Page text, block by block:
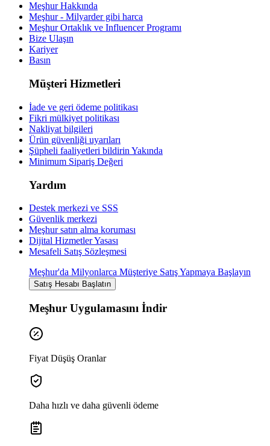
Meşhur Hakkında
Meşhur - Milyarder gibi harca
Meşhur Ortaklık ve Influencer Programı
Bize Ulaşın
Kariyer
Basın
Müşteri Hizmetleri
İade ve geri ödeme politikası
Fikri mülkiyet politikası
Nakliyat bilgileri
Ürün güvenliği uyarıları
Şüpheli faaliyetleri bildirin Yakında
Minimum Sipariş Değeri
Yardım
Destek merkezi ve SSS
Güvenlik merkezi
Meşhur satın alma koruması
Dijital Hizmetler Yasası
Mesafeli Satış Sözleşmesi
Meşhur'da Milyonlarca Müşteriye Satış Yapmaya Başlayın
Satış Hesabı Başlatın
Meşhur Uygulamasını İndir
Fiyat Düşüş Oranlar
Daha hızlı ve daha güvenli ödeme